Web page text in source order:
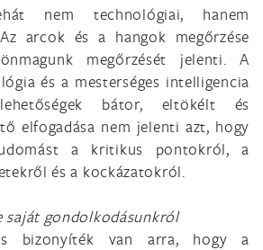
nem technológiai, hanem
arcok és a hangok megőrzése
megőrzését jelenti. A
és a mesterséges intelligencia
bátor, eltökélt és
elfogadása nem jelenti azt, hogy
a kritikus pontokról, a
és a kockázatokról.
saját gondolkodásunkról
bizonyíték van arra, hogy a